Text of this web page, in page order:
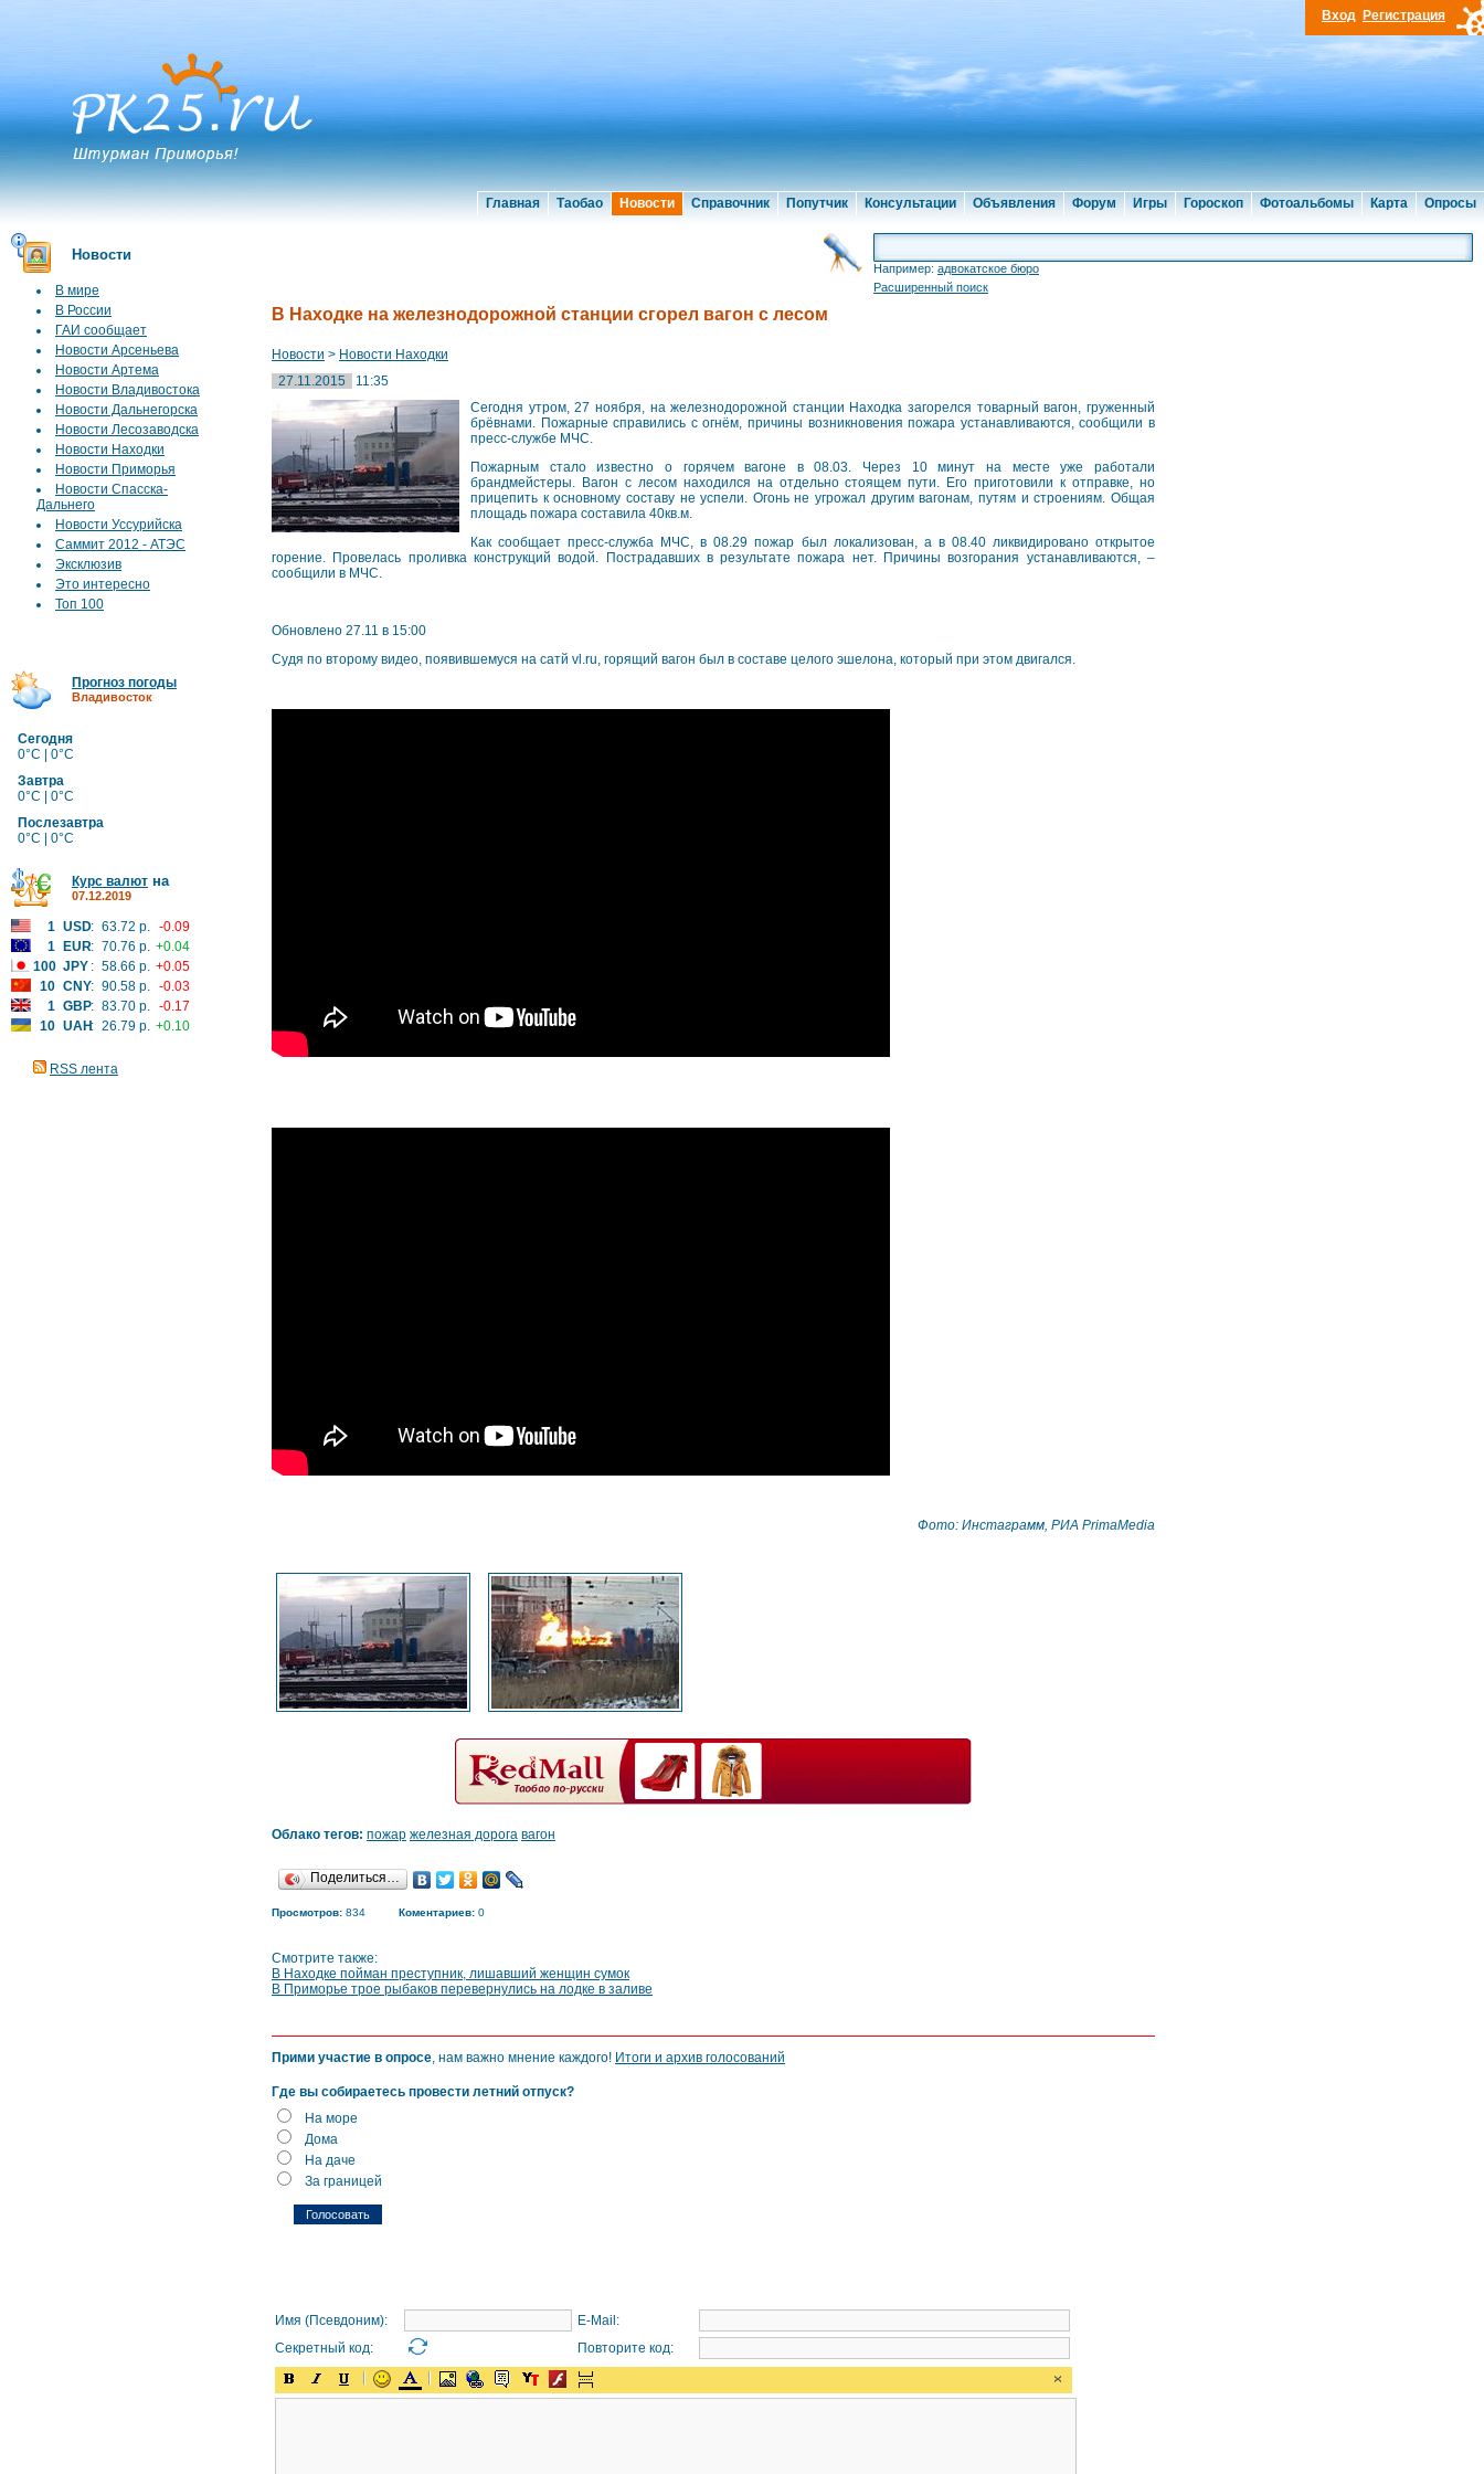
Главная Таобао Новости Справочник Попутчик Консультации Объявления Форум Игры Гороскоп Фотоальбомы Карта Опросы
Вход Регистрация
Новости
В мире
В России
ГАИ сообщает
Новости Арсеньева
Новости Артема
Новости Владивостока
Новости Дальнегорска
Новости Лесозаводска
Новости Находки
Новости Приморья
Новости Спасска-
Дальнего
Новости Уссурийска
Саммит 2012 - АТЭС
Эксклюзив
Это интересно
Топ 100
Прогноз погоды
Владивосток
Сегодня
0°C | 0°C
Завтра
0°C | 0°C
Послезавтра
0°C | 0°C
Курс валют на
07.12.2019
1 USD: 63.72 р. -0.09
1
EUR: 70.76 р. +0.04
100 JPY : 58.66 р. +0.05
10 CNY: 90.58 р. -0.03
1 GBP: 83.70 р. -0.17
10 UAH: 26.79 р. +0.10
RSS лента
Например: адвокатское бюро
Расширенный поиск
В Находке на железнодорожной станции сгорел вагон с лесом
Новости > Новости Находки
27.11.2015
11:35
Сегодня утром, 27 ноября, на железнодорожной станции Находка загорелся товарный вагон, груженный
брёвнами. Пожарные справились с огнём, причины возникновения пожара устанавливаются, сообщили в
пресс-службе МЧС.
Пожарным стало известно о горячем вагоне в 08.03. Через 10 минут на месте уже работали
брандмейстеры. Вагон с лесом находился на отдельно стоящем пути. Его приготовили к отправке, но
прицепить к основному составу не успели. Огонь не угрожал другим вагонам, путям и строениям. Общая
площадь пожара составила 40кв.м.
Как сообщает пресс-служба МЧС, в 08.29 пожар был локализован, а в 08.40 ликвидировано открытое
горение. Провелась проливка конструкций водой. Пострадавших в результате пожара нет. Причины возгорания устанавливаются, –
сообщили в МЧС.
Обновлено 27.11 в 15:00
Судя по второму видео, появившемуся на сатй vl.ru, горящий вагон был в составе целого эшелона, который при этом двигался.
Фото: Инстаграмм, РИА PrimaMedia
Облако тегов: пожар железная дорога вагон
Поделиться…
Просмотров: 834 Коментариев: 0
Смотрите также:
В Находке пойман преступник, лишавший женщин сумок
В Приморье трое рыбаков перевернулись на лодке в заливе
Прими участие в опросе, нам важно мнение каждого! Итоги и архив голосований
Где вы собираетесь провести летний отпуск?
На море
Дома
На даче
За границей
Имя (Псевдоним):
E-Mail:
Секретный код:
Повторите код: